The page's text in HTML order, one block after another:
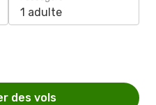
1 adulte
des vols